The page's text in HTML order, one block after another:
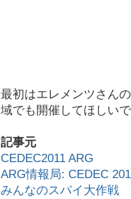
最初はエレメンツさん
域でも開催してほしい
記事元
CEDEC2011 ARG
ARG情報局: CEDEC
みんなのスパイ大作戦